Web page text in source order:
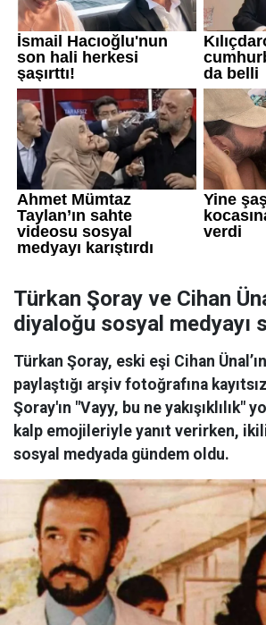
Türkan Şoray ve Cihan
diyaloğu sosyal medyayı
Türkan Şoray, eski eşi Cihan
paylaştığı arşiv fotoğrafına
Şoray'ın "Vayy, bu ne yakışıklılık"
kalp emojileriyle yanıt verirken,
sosyal medyada gündem oldu.